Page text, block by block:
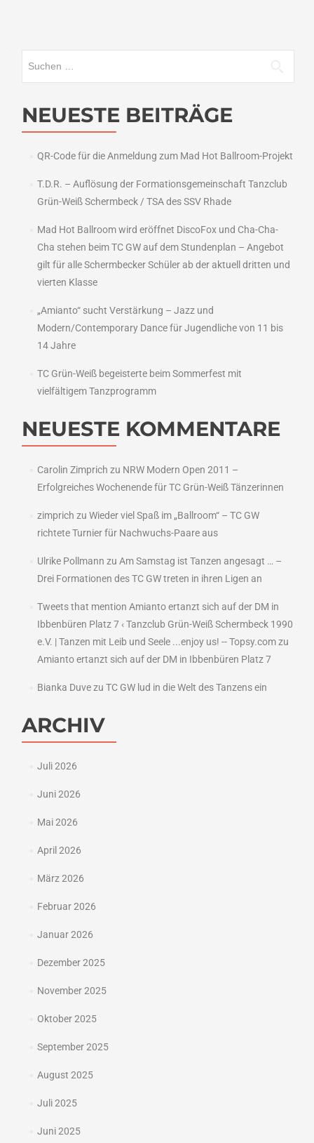
NEUESTE BEITRÄGE
QR-Code für die Anmeldung zum Mad Hot Ballroom-Projekt
T.D.R. – Auflösung der Formationsgemeinschaft Tanzclub
Grün-Weiß Schermbeck / TSA des SSV Rhade
Mad Hot Ballroom wird eröffnet DiscoFox und Cha-Cha-
Cha stehen beim TC GW auf dem Stundenplan – Angebot
gilt für alle Schermbecker Schüler ab der aktuell dritten und
vierten Klasse
„Amianto“ sucht Verstärkung – Jazz und
Modern/Contemporary Dance für Jugendliche von 11 bis
14 Jahre
TC Grün-Weiß begeisterte beim Sommerfest mit
vielfältigem Tanzprogramm
NEUESTE KOMMENTARE
Carolin Zimprich zu NRW Modern Open 2011 –
Erfolgreiches Wochenende für TC Grün-Weiß Tänzerinnen
zimprich zu Wieder viel Spaß im „Ballroom“ – TC GW
richtete Turnier für Nachwuchs-Paare aus
Ulrike Pollmann zu Am Samstag ist Tanzen angesagt … –
Drei Formationen des TC GW treten in ihren Ligen an
Tweets that mention Amianto ertanzt sich auf der DM in
Ibbenbüren Platz 7 ‹ Tanzclub Grün-Weiß Schermbeck 1990
e.V. | Tanzen mit Leib und Seele ...enjoy us! -- Topsy.comzu
Amianto ertanzt sich auf der DM in Ibbenbüren Platz 7
Bianka Duvezu TC GW lud in die Welt des Tanzens ein
ARCHIV
Juli 2026
Juni 2026
Mai 2026
April 2026
März 2026
Februar 2026
Januar 2026
Dezember 2025
November 2025
Oktober 2025
September 2025
August 2025
Juli 2025
Juni 2025